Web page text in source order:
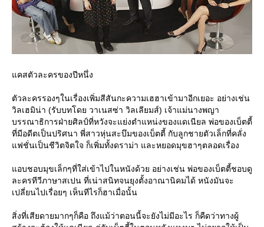
คสตัวละครของปีหนึ่ง
ตัวละครรองๆในเรื่องเพิ่มสีสันกะความเฮฮาเข้ามาอีกเยอะ อย่างเช่น
วิลเฮมิน่า (รับบทโดย วาเนสซ่า วิลเลียมส์) เจ้าแม่นางพญา
บรรณาธิการฝ่ายศิลป์ที่หวังจะแย่งตำแหน่งของแดเนียล พ่อของเบ็ตตี้
ที่มีอดีตเป็นปริศนา พี่สาวหุ่นสะบึมของเบ็ตตี้ กับลูกชายตัวเล็กที่คลั่ง
ฟชั่นเป็นชีวิตจิตใจ ก็เพิ่มทั้งดราม่า และหยอดมุขฮาๆตลอดเรื่อง
อบชอบมุขเล็กๆที่ใส่เข้าไปในหนังด้วย อย่างเช่น พ่อของเบ็ตตี้ชอบดู
ละครทีวีภาษาสเปน ที่เน่าสนิทจนยุงตั้งอาณานิคมได้ หนังมันจะ
เปลี่ยนไปเรื่อยๆ เห็นทีไรก็ฮาเมื่อนั้น
สิ่งที่เสียดายมากๆก็คือ ถึงแม้ว่าตอนนี้จะยังไม่มีอะไร ก็คืดว่าทางผู้